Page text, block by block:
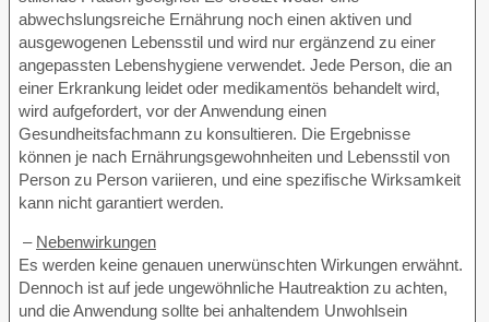
abwechslungsreiche Ernährung noch einen aktiven und
ausgewogenen Lebensstil und wird nur ergänzend zu einer
angepassten Lebenshygiene verwendet. Jede Person, die an
einer Erkrankung leidet oder medikamentös behandelt wird,
wird aufgefordert, vor der Anwendung einen
Gesundheitsfachmann zu konsultieren. Die Ergebnisse
können je nach Ernährungsgewohnheiten und Lebensstil von
Person zu Person variieren, und eine spezifische Wirksamkeit
kann nicht garantiert werden.
– Nebenwirkungen
Es werden keine genauen unerwünschten Wirkungen erwähnt.
Dennoch ist auf jede ungewöhnliche Hautreaktion zu achten,
und die Anwendung sollte bei anhaltendem Unwohlsein